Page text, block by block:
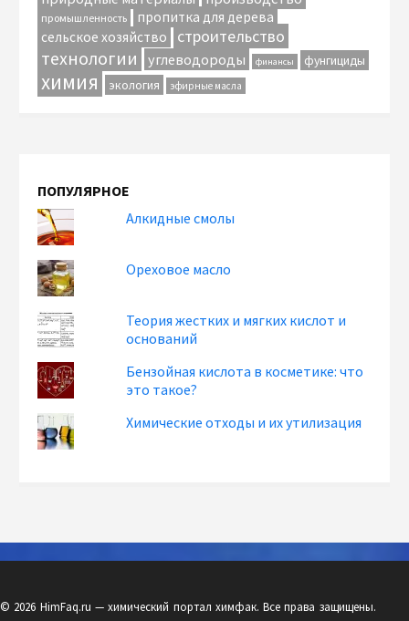
промышленность
пропитка для дерева
сельское хозяйство
строительство
технологии углеводороды финансы фунгициды
химия экология эфирные масла
ПОПУЛЯРНОЕ
Алкидные смолы
Ореховое масло
Теория жестких и мягких кислот и
оснований
Бензойная кислота в косметике: что
это такое?
Химические отходы и их утилизация
© 2026 HimFaq.ru — химический портал химфак. Все права защищены.